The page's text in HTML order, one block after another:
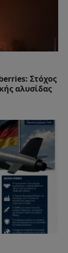
Στόχος
αλυσίδας